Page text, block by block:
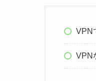
VPN
VPN